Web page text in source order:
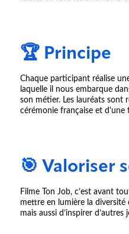
🏆 Principe
Chaque participant réalise
laquelle il nous embarque
son métier. Les lauréats sont
cérémonie française et d'une
🎯 Valoriser
Filme Ton Job, c’est avant
mettre en lumière la diversité
mais aussi d’inspirer